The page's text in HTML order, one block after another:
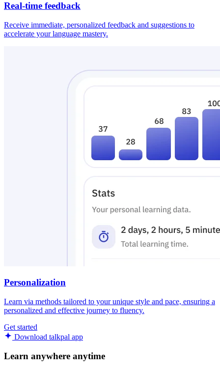
Real-time feedback
Receive immediate, personalized feedback and suggestions to
accelerate your language mastery.
Personalization
Learn via methods tailored to your unique style and pace, ensuring a
personalized and effective journey to fluency.
Get started
Download talkpal app
Learn anywhere anytime